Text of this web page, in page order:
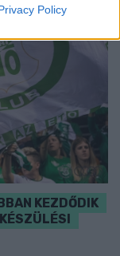
Policy
KEZDŐDIK